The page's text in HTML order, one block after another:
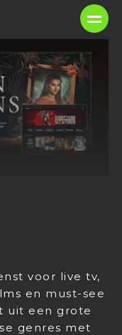
voor live tv,
en must-see
uit een grote
genres met